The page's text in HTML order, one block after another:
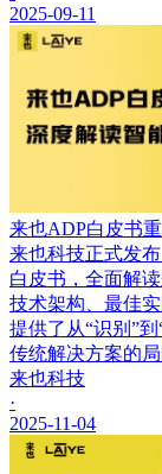
2025-09-11
来也ADP白皮书
来也科技正式发
白皮书，全面解
技术架构、最佳
提供了从“识别”
传统解决方案的
来也科技
·
2025-11-04